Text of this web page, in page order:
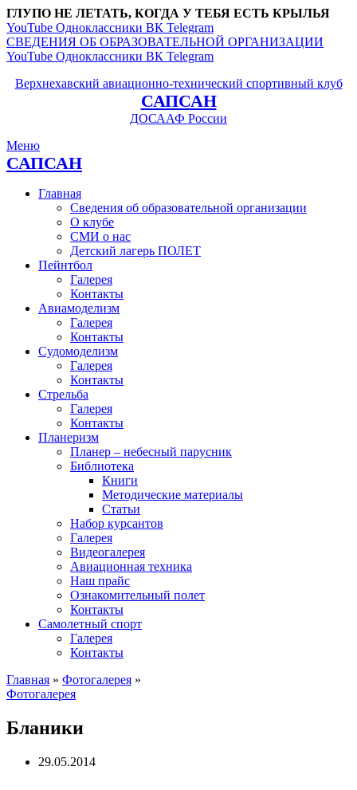
ГЛУПО НЕ ЛЕТАТЬ, КОГДА У ТЕБЯ ЕСТЬ КРЫЛЬЯ
YouTube Одноклассники ВК Telegram
СВЕДЕНИЯ ОБ ОБРАЗОВАТЕЛЬНОЙ ОРГАНИЗАЦИИ
YouTube Одноклассники ВК Telegram
Верхнехавский авиационно-технический спортивный клуб
САПСАН
ДОСААФ России
Меню
САПСАН
Главная
Сведения об образовательной организации
О клубе
СМИ о нас
Детский лагерь ПОЛЕТ
Пейнтбол
Галерея
Контакты
Авиамоделизм
Галерея
Контакты
Судомоделизм
Галерея
Контакты
Стрельба
Галерея
Контакты
Планеризм
Планер – небесный парусник
Библиотека
Книги
Методические материалы
Статьи
Набор курсантов
Галерея
Видеогалерея
Авиационная техника
Наш прайс
Ознакомительный полет
Контакты
Самолетный спорт
Галерея
Контакты
Главная » Фотогалерея »
Фотогалерея
Бланики
29.05.2014